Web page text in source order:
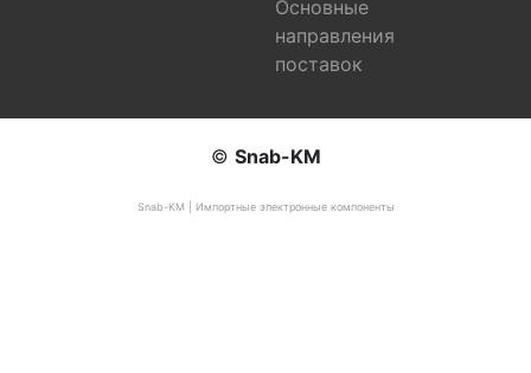
Основные
направления
поставок
© Snab-KM
Snab-KM | Импортные электронные компоненты